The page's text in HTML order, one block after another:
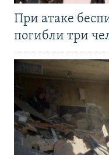
При атаке
погибли три